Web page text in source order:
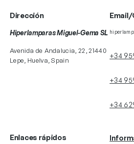
Dirección
Hiperlamparas Miguel-Gema SL
Avenida de Andalucia, 22, 21440
Lepe, Huelva, Spain
+34
+34
+34
Enlaces rápidos